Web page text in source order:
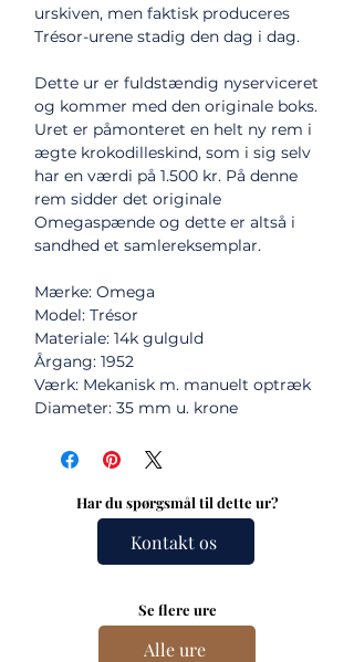
urskiven, men faktisk produceres
Trésor-urene stadig den dag i dag.
Dette ur er fuldstændig nyserviceret
og kommer med den originale boks.
Uret er påmonteret en helt ny rem i
ægte krokodilleskind, som i sig selv
har en værdi på 1.500 kr. På denne
rem sidder det originale
Omegaspænde og dette er altså i
sandhed et samlereksemplar.
Mærke: Omega
Model: Trésor
Materiale: 14k gulguld
Årgang: 1952
Værk: Mekanisk m. manuelt optræk
Diameter: 35 mm u. krone
Har du spørgsmål til dette ur?
Kontakt os
Se flere ure
Alle ure